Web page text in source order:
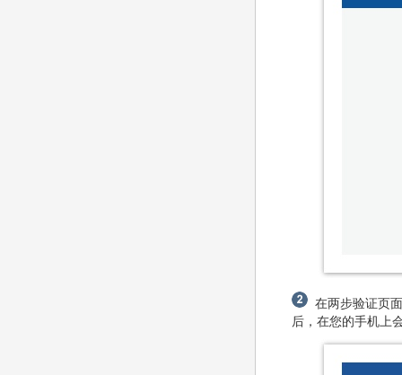
在两步验证页
后，在您的手机上